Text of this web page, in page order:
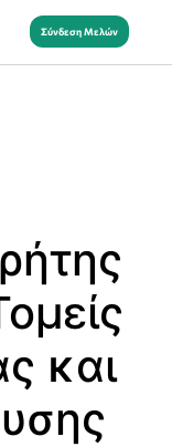
Σύνδεση Μελών
και